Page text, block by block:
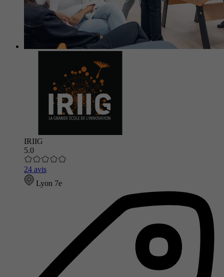
IRIIG
5.0
24 avis
Lyon 7e